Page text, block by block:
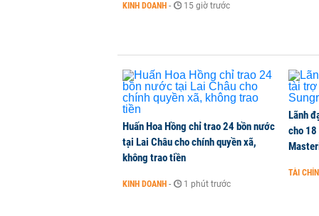
Chính sách nhà ở của nước Anh
KINH DOANH - 15 giờ trước
Huấn Hoa Hồng chỉ trao 24 bồn nước
tại Lai Châu cho chính quyền xã,
không trao tiền
KINH DOANH - 1 phút trước
Lãnh
cho 18
TÀI